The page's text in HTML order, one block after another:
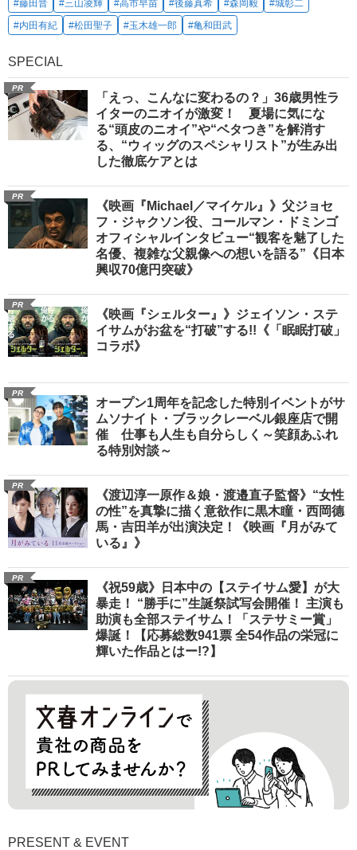
#藤田晋 #三山凌輝 #高市早苗 #後藤真希 #森岡毅
#城彰二
#内田有紀
#松田聖子 #玉木雄一郎 #亀和田武
SPECIAL
PR
「えっ、こんなに変わるの？」36歳男性ラ
イターのニオイが激変！ 夏場に気にな
る“頭皮のニオイ”や“ベタつき”を解消す
る、“ウィッグのスペシャリスト”が生み出
した徹底ケアとは
PR
《映画『Michael／マイケル』》父ジョセ
フ・ジャクソン役、コールマン・ドミンゴ
オフィシャルインタビュー“観客を魅了した
名優、複雑な父親像への想いを語る”《日本
興収70億円突破》
PR
《映画『シェルター』》ジェイソン・ステ
イサムがお盆を“打破”する!!《「眠眠打破」
コラボ》
PR
オープン1周年を記念した特別イベントがサ
ムソナイト・ブラックレーベル銀座店で開
催 仕事も人生も自分らしく～笑顔あふれ
る特別対談～
PR
《渡辺淳一原作＆娘・渡邉直子監督》“女性
の性”を真摯に描く意欲作に黒木瞳・西岡德
馬・吉田羊が出演決定！《映画『月がみて
いる』》
PR
《祝59歳》日本中の【ステイサム愛】が大
暴走！ “勝手に”生誕祭試写会開催！ 主演も
助演も全部ステイサム！「ステサミー賞」
爆誕！【応募総数941票 全54作品の栄冠に
輝いた作品とはー!?】
PRESENT & EVENT